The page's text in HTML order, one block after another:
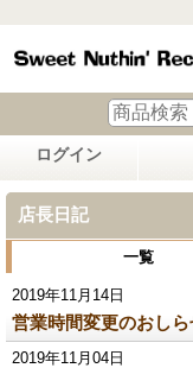
ログイン
店長日記
一覧
2019年11月14日
営業時間変更のおしら
2019年11月04日